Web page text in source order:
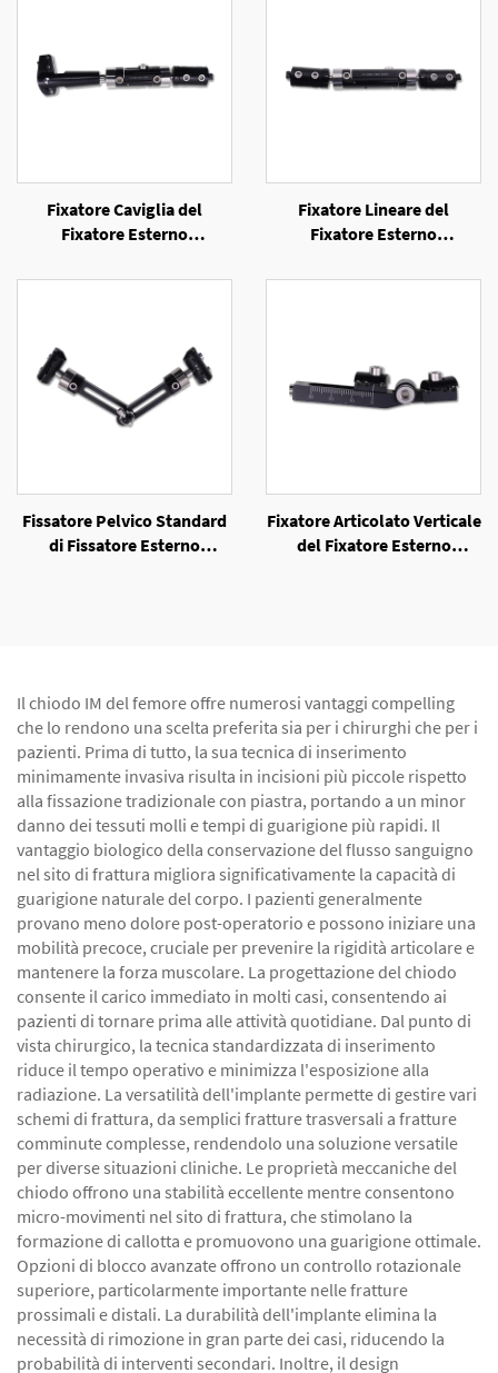
Fixatore Caviglia del
Fixatore Esterno
Fixatore Lineare del
Fixatore Esterno
Fissatore Pelvico Standard
di Fissatore Esterno
Fixatore Articolato Verticale
del Fixatore Esterno
Il chiodo IM del femore offre numerosi vantaggi compelling
che lo rendono una scelta preferita sia per i chirurghi che per i
pazienti. Prima di tutto, la sua tecnica di inserimento
minimamente invasiva risulta in incisioni più piccole rispetto
alla fissazione tradizionale con piastra, portando a un minor
danno dei tessuti molli e tempi di guarigione più rapidi. Il
vantaggio biologico della conservazione del flusso sanguigno
nel sito di frattura migliora significativamente la capacità di
guarigione naturale del corpo. I pazienti generalmente
provano meno dolore post-operatorio e possono iniziare una
mobilità precoce, cruciale per prevenire la rigidità articolare e
mantenere la forza muscolare. La progettazione del chiodo
consente il carico immediato in molti casi, consentendo ai
pazienti di tornare prima alle attività quotidiane. Dal punto di
vista chirurgico, la tecnica standardizzata di inserimento
riduce il tempo operativo e minimizza l'esposizione alla
radiazione. La versatilità dell'implante permette di gestire vari
schemi di frattura, da semplici fratture trasversali a fratture
comminute complesse, rendendolo una soluzione versatile
per diverse situazioni cliniche. Le proprietà meccaniche del
chiodo offrono una stabilità eccellente mentre consentono
micro-movimenti nel sito di frattura, che stimolano la
formazione di callotta e promuovono una guarigione ottimale.
Opzioni di blocco avanzate offrono un controllo rotazionale
superiore, particolarmente importante nelle fratture
prossimali e distali. La durabilità dell'implante elimina la
necessità di rimozione in gran parte dei casi, riducendo la
probabilità di interventi secondari. Inoltre, il design